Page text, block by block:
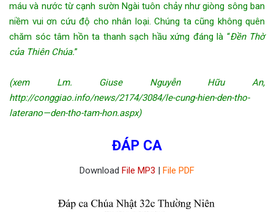
máu và nước từ cạnh sườn Ngài tuôn chảy như giòng sông ban
niềm vui ơn cứu độ cho nhân loại. Chúng ta cũng không quên
chăm sóc tâm hồn ta thanh sạch hầu xứng đáng là “Đền Thờ
của Thiên Chúa.”
(xem Lm. Giuse Nguyễn Hữu An,
http://conggiao.info/news/2174/3084/le-cung-hien-den-tho-
laterano—den-tho-tam-hon.aspx)
ĐÁP CA
Download File MP3 | File PDF